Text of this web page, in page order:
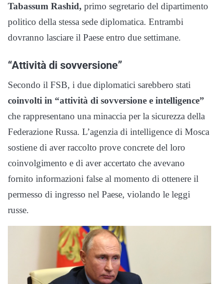
Tabassum Rashid, primo segretario del dipartimento
politico della stessa sede diplomatica. Entrambi
dovranno lasciare il Paese entro due settimane.
“Attività di sovversione”
Secondo il FSB, i due diplomatici sarebbero stati
coinvolti in “attività di sovversione e intelligence”
che rappresentano una minaccia per la sicurezza della
Federazione Russa. L’agenzia di intelligence di Mosca
sostiene di aver raccolto prove concrete del loro
coinvolgimento e di aver accertato che avevano
fornito informazioni false al momento di ottenere il
permesso di ingresso nel Paese, violando le leggi
russe.